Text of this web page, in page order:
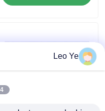
اخبار
درخواست نقل قول
Leo Ye